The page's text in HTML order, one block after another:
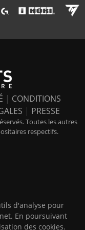
| CONDITIONS
| PRESSE
Toutes les autres
respectifs.
d'analyse pour
En poursuivant
des cookies.